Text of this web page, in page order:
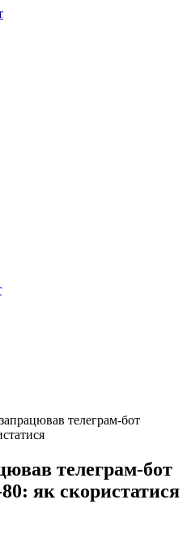
телеграм-бот
телеграм-бот
як скористатися